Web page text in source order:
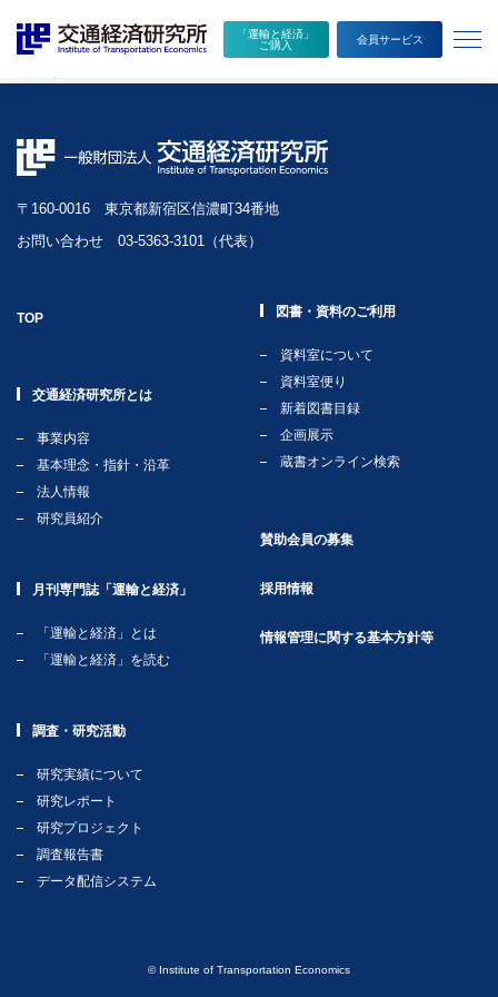
ニ
「運輸と経済」
ご購入
会員サービス
執筆者
〒160-0016 東京都新宿区信濃町34番地
お問い合わせ 03-5363-3101（代表）
TOP
交通経済研究所とは
事業内容
基本理念・指針・沿革
法人情報
研究員紹介
月刊専門誌「運輸と経済」
「運輸と経済」とは
「運輸と経済」を読む
調査・研究活動
研究実績について
研究レポート
研究プロジェクト
調査報告書
データ配信システム
図書・資料のご利用
資料室について
資料室便り
新着図書目録
企画展示
蔵書オンライン検索
賛助会員の募集
採用情報
情報管理に関する基本方針等
© Institute of Transportation Economics